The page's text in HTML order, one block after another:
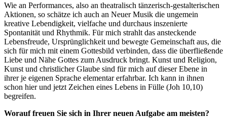
Wie an Performances, also an theatralisch tänzerisch-gestalterischen
Aktionen, so schätze ich auch an Neuer Musik die ungemein
kreative Lebendigkeit, vielfache und durchaus inszenierte
Spontanität und Rhythmik. Für mich strahlt das ansteckende
Lebensfreude, Ursprünglichkeit und bewegte Gemeinschaft aus, die
sich für mich mit einem Gottesbild verbinden, dass die überfließende
Liebe und Nähe Gottes zum Ausdruck bringt. Kunst und Religion,
Kunst und christlicher Glaube sind für mich auf dieser Ebene in
ihrer je eigenen Sprache elementar erfahrbar. Ich kann in ihnen
schon hier und jetzt Zeichen eines Lebens in Fülle (Joh 10,10)
begreifen.
Worauf freuen Sie sich in Ihrer neuen Aufgabe am meisten?